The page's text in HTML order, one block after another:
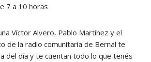
7 a 10 horas
Víctor Alvero, Pablo Martínez y el
de la radio comunitaria de Bernal te
del día y te cuentan todo lo que tenés